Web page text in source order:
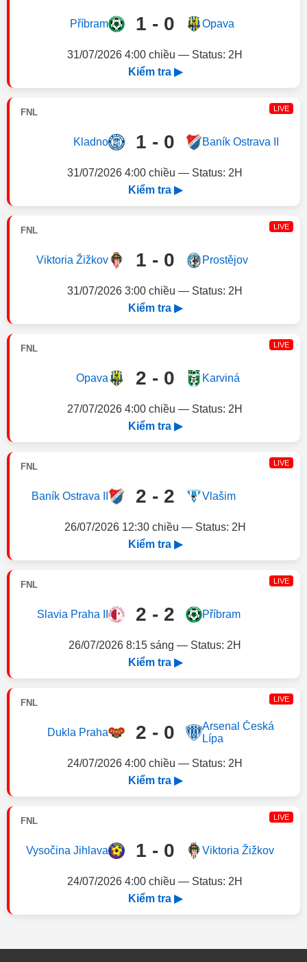
Příbram 1 - 0 Opava
31/07/2026 4:00 chiều — Status: 2H
Kiểm tra ▶
FNL LIVE
Kladno 1 - 0 Baník Ostrava II
31/07/2026 4:00 chiều — Status: 2H
Kiểm tra ▶
FNL LIVE
Viktoria Žižkov 1 - 0 Prostějov
31/07/2026 3:00 chiều — Status: 2H
Kiểm tra ▶
FNL LIVE
Opava 2 - 0 Karviná
27/07/2026 4:00 chiều — Status: 2H
Kiểm tra ▶
FNL LIVE
Baník Ostrava II 2 - 2 Vlašim
26/07/2026 12:30 chiều — Status: 2H
Kiểm tra ▶
FNL LIVE
Slavia Praha II 2 - 2 Příbram
26/07/2026 8:15 sáng — Status: 2H
Kiểm tra ▶
FNL LIVE
Dukla Praha 2 - 0
Arsenal Česká
Lípa
24/07/2026 4:00 chiều — Status: 2H
Kiểm tra ▶
FNL LIVE
Vysočina Jihlava 1 - 0 Viktoria Žižkov
24/07/2026 4:00 chiều — Status: 2H
Kiểm tra ▶